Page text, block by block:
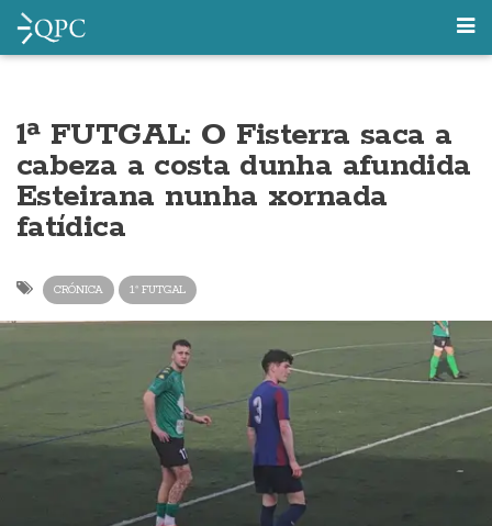
1ª FUTGAL: O Fisterra saca a
cabeza a costa dunha afundida
Esteirana nunha xornada
fatídica
CRÓNICA 1ª FUTGAL